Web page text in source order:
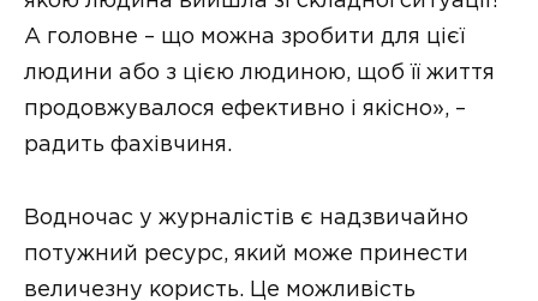
А головне – що можна зробити для цієї
людини або з цією людиною, щоб її життя
продовжувалося ефективно і якісно», –
радить фахівчиня.
Водночас у журналістів є надзвичайно
потужний ресурс, який може принести
величезну користь. Це можливість